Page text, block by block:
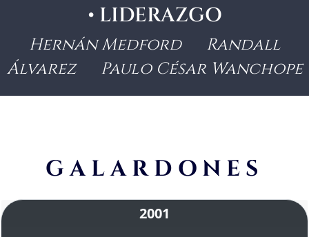
• LIDERAZGO
Hernán Medford Randall
Álvarez Paulo César Wanchope
GALARDONES
2001